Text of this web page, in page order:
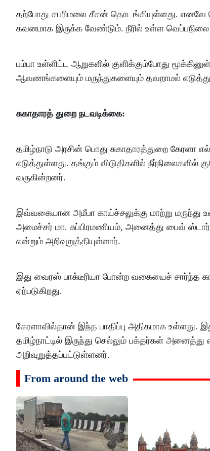
தற்போது சபரிமலை சீசன் தொடங்கியுள்ளது. எனவே
கவனமாக இருக்க வேண்டும். நீரில் உள்ள
பம்பா உள்ளிட்ட ஆறுகளில் குளிக்கும்போது
ஆவணங்களையும் மருந்துகளையும் தவறாமல்
சுகாதாரத் துறை நடவடிக்கை:
தமிழ்நாடு அரசின் பொது சுகாதாரத்துறை கேரளா
எடுத்துள்ளது. தங்கும் விடுதிகளில்
வருகின்றனர்.
இவ்வகையான அமீபா காய்ச்சலுக்கு மாற்று மருந்து
அமைச்சர் மா. சுப்பிரமணியம், அனைத்து பைவ்
என்றும் அறிவுறுத்தியுள்ளார்.
இது வைரஸ் பாக்டீரியா போன்ற வகையைச் சார்ந்த
ஏற்படுகிறது.
கேரளாவில்தான் இந்த பாதிப்பு அதிகமாக
தமிழ்நாட்டில் இருந்து செல்லும் பக்தர்கள் அனைத்து
அறிவுறுத்தப்பட்டுள்ளனர்.
From around the web